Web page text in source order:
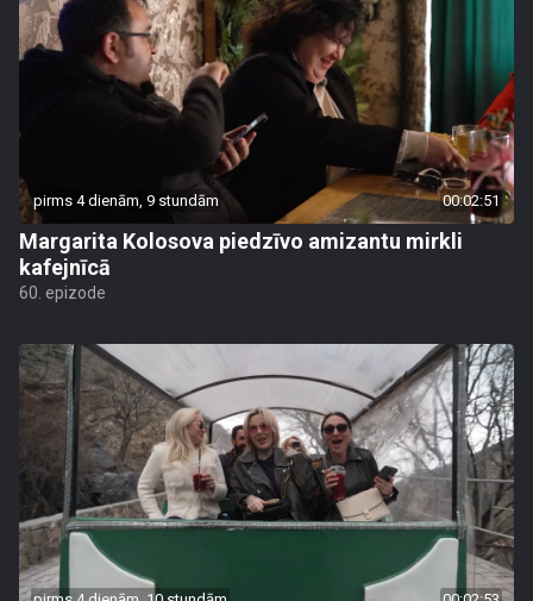
pirms 4 dienām, 9 stundām 00:02:51
Margarita Kolosova piedzīvo amizantu mirkli
kafejnīcā
60. epizode